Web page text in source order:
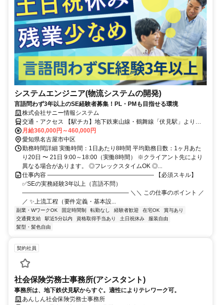
システムエンジニア(物流システムの開発)
言語問わず3年以上のSE経験者募集！PL・PMも目指せる環境
株式会社サニー情報システム
交通・アクセス 【駅チカ】地下鉄東山線・鶴舞線「伏見駅」より徒
歩約5分
月給360,000円～460,000円
愛知県名古屋市中区
勤務時間詳細 実働時間：1日あたり8時間 平均勤務日数：1ヶ月あた
り20日 〜 21日 9:00～18:00（実働8時間） ※クライアント先により
異なる場合があります。 ◎フレックスタイムOK ◎...
仕事内容 ―――――――――――――――――― 【必須スキル】
✅SEの実務経験3年以上（言語不問）
―――――――――――――――――― ＼＼ この仕事のポイント ／
／ ✨上流工程（要件定義・基本設...
副業・WワークOK 固定時間制 転勤なし 経験者歓迎 在宅OK
賞与あり
交通費支給
駅近5分以内 資格取得手当あり 土日祝休み
服装自由
髪型・髪色自由
契約社員
社会保険労務士事務所(アシスタント)
事務所は、地下鉄伏見駅からすぐ。適性によりテレワーク可。
あんしん社会保険労務士事務所